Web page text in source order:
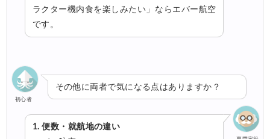
ラクター機内食を楽しみたい」ならエバー航空
です。
初心者
その他に両者で気になる点はありますか？
1. 便数・就航地の違い